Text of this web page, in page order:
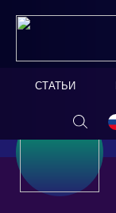
СТАТЬИ